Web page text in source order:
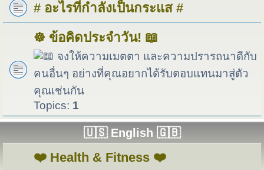
# อะไรที่กำลังเป็นกระแส #
☸️ ข้อคิดประจำวัน! 📖
จงให้ความเมตตา และความปรารถนาดีกับ
คนอื่นๆ อย่างที่คุณอยากได้รับตอบแทนมาสู่ตัว
คุณเช่นกัน
Topics: 1
🇺🇸 English 🇬🇧
❤️ Health & Fitness ❤️